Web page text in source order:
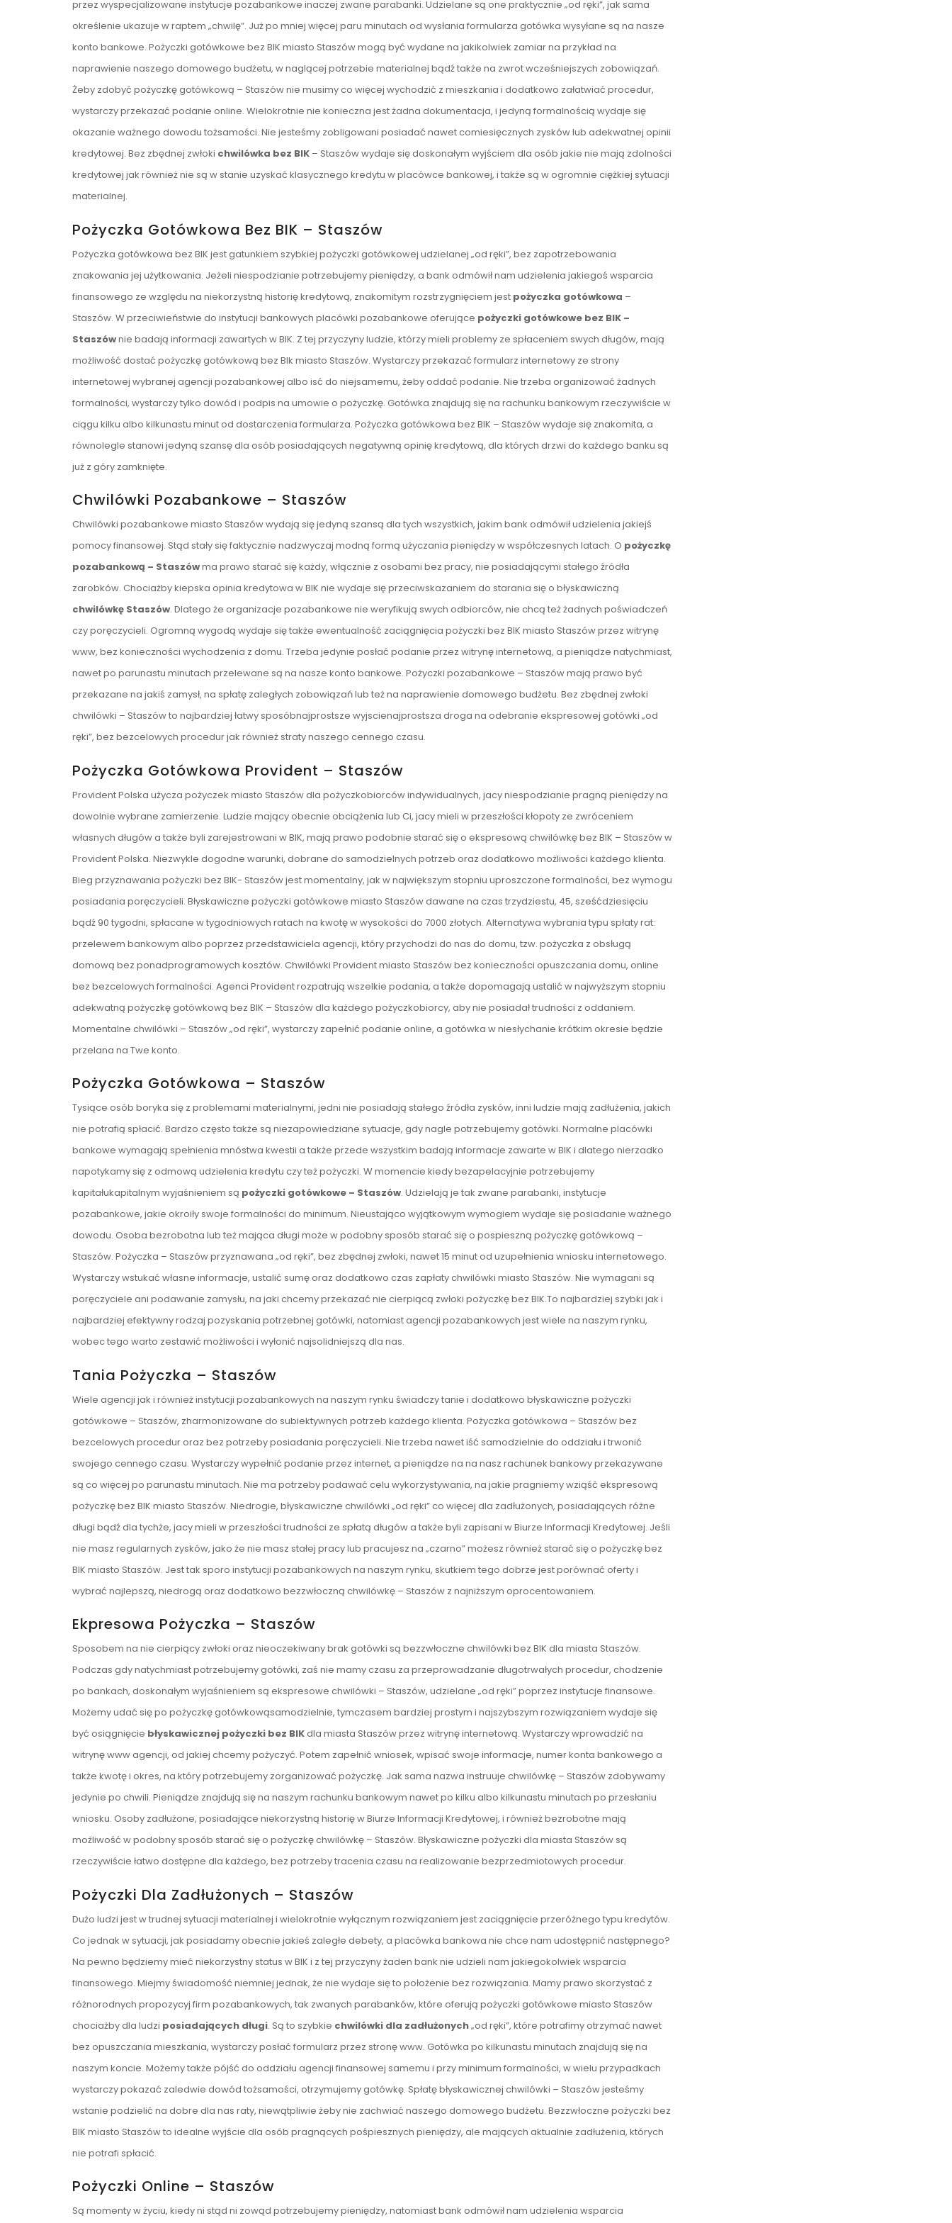
przez wyspecjalizowane instytucje pozabankowe inaczej zwane parabanki. Udzielane są one praktycznie „od ręki”, jak sama
określenie ukazuje w raptem „chwilę”. Już po mniej więcej paru minutach od wysłania formularza gotówka wysyłane są na nasze
konto bankowe. Pożyczki gotówkowe bez BIK miasto Staszów mogą być wydane na jakikolwiek zamiar na przykład na
naprawienie naszego domowego budżetu, w naglącej potrzebie materialnej bądź także na zwrot wcześniejszych zobowiązań.
Żeby zdobyć pożyczkę gotówkową – Staszów nie musimy co więcej wychodzić z mieszkania i dodatkowo załatwiać procedur,
wystarczy przekazać podanie online. Wielokrotnie nie konieczna jest żadna dokumentacja, i jedyną formalnością wydaje się
okazanie ważnego dowodu tożsamości. Nie jesteśmy zobligowani posiadać nawet comiesięcznych zysków lub adekwatnej opinii
kredytowej. Bez zbędnej zwłoki chwilówka bez BIK – Staszów wydaje się doskonałym wyjściem dla osób jakie nie mają zdolności
kredytowej jak również nie są w stanie uzyskać klasycznego kredytu w placówce bankowej, i także są w ogromnie ciężkiej sytuacji
materialnej.
Pożyczka Gotówkowa Bez BIK – Staszów
Pożyczka gotówkowa bez BIK jest gatunkiem szybkiej pożyczki gotówkowej udzielanej „od ręki”, bez zapotrzebowania
znakowania jej użytkowania. Jeżeli niespodzianie potrzebujemy pieniędzy, a bank odmówił nam udzielenia jakiegoś wsparcia
finansowego ze względu na niekorzystną historię kredytową, znakomitym rozstrzygnięciem jest pożyczka gotówkowa –
Staszów. W przeciwieństwie do instytucji bankowych placówki pozabankowe oferujące pożyczki gotówkowe bez BIK –
Staszównie badają informacji zawartych w BIK. Z tej przyczyny ludzie, którzy mieli problemy ze spłaceniem swych długów, mają
możliwość dostać pożyczkę gotówkową bez BIk miasto Staszów. Wystarczy przekazać formularz internetowy ze strony
internetowej wybranej agencji pozabankowej albo isć do niejsamemu, żeby oddać podanie. Nie trzeba organizować żadnych
formalności, wystarczy tylko dowód i podpis na umowie o pożyczkę. Gotówka znajdują się na rachunku bankowym rzeczywiście w
ciągu kilku albo kilkunastu minut od dostarczenia formularza. Pożyczka gotówkowa bez BIK – Staszów wydaje się znakomita, a
równolegle stanowi jedyną szansę dla osób posiadających negatywną opinię kredytową, dla których drzwi do każdego banku są
już z góry zamknięte.
Chwilówki Pozabankowe – Staszów
Chwilówki pozabankowe miasto Staszów wydają się jedyną szansą dla tych wszystkich, jakim bank odmówił udzielenia jakiejś
pomocy finansowej. Stąd stały się faktycznie nadzwyczaj modną formą użyczania pieniędzy w współczesnych latach. O pożyczkę
pozabankową – Staszówma prawo starać się każdy, włącznie z osobami bez pracy, nie posiadającymi stałego źródła
zarobków. Chociażby kiepska opinia kredytowa w BIK nie wydaje się przeciwskazaniem do starania się o błyskawiczną
chwilówkę Staszów. Dlatego że organizacje pozabankowe nie weryfikują swych odbiorców, nie chcą też żadnych poświadczeń
czy poręczycieli. Ogromną wygodą wydaje się także ewentualność zaciągnięcia pożyczki bez BIK miasto Staszów przez witrynę
www, bez konieczności wychodzenia z domu. Trzeba jedynie posłać podanie przez witrynę internetową, a pieniądze natychmiast,
nawet po parunastu minutach przelewane są na nasze konto bankowe. Pożyczki pozabankowe – Staszów mają prawo być
przekazane na jakiś zamysł, na spłatę zaległych zobowiązań lub też na naprawienie domowego budżetu. Bez zbędnej zwłoki
chwilówki – Staszów to najbardziej łatwy sposóbnajprostsze wyjscienajprostsza droga na odebranie ekspresowej gotówki „od
ręki”, bez bezcelowych procedur jak również straty naszego cennego czasu.
Pożyczka Gotówkowa Provident – Staszów
Provident Polska użycza pożyczek miasto Staszów dla pożyczkobiorców indywidualnych, jacy niespodzianie pragną pieniędzy na
dowolnie wybrane zamierzenie. Ludzie mający obecnie obciążenia lub Ci, jacy mieli w przeszłości kłopoty ze zwróceniem
własnych długów a także byli zarejestrowani w BIK, mają prawo podobnie starać się o ekspresową chwilówkę bez BIK – Staszów w
Provident Polska. Niezwykle dogodne warunki, dobrane do samodzielnych potrzeb oraz dodatkowo możliwości każdego klienta.
Bieg przyznawania pożyczki bez BIK- Staszów jest momentalny, jak w największym stopniu uproszczone formalności, bez wymogu
posiadania poręczycieli. Błyskawiczne pożyczki gotówkowe miasto Staszów dawane na czas trzydziestu, 45, sześćdziesięciu
bądź 90 tygodni, spłacane w tygodniowych ratach na kwotę w wysokości do 7000 złotych. Alternatywa wybrania typu spłaty rat:
przelewem bankowym albo poprzez przedstawiciela agencji, który przychodzi do nas do domu, tzw. pożyczka z obsługą
domową bez ponadprogramowych kosztów. Chwilówki Provident miasto Staszów bez konieczności opuszczania domu, online
bez bezcelowych formalności. Agenci Provident rozpatrują wszelkie podania, a także dopomagają ustalić w najwyższym stopniu
adekwatną pożyczkę gotówkową bez BIK – Staszów dla każdego pożyczkobiorcy, aby nie posiadał trudności z oddaniem.
Momentalne chwilówki – Staszów „od ręki”, wystarczy zapełnić podanie online, a gotówka w niesłychanie krótkim okresie będzie
przelana na Twe konto.
Pożyczka Gotówkowa – Staszów
Tysiące osób boryka się z problemami materialnymi, jedni nie posiadają stałego źródła zysków, inni ludzie mają zadłużenia, jakich
nie potrafią spłacić. Bardzo często także są niezapowiedziane sytuacje, gdy nagle potrzebujemy gotówki. Normalne placówki
bankowe wymagają spełnienia mnóstwa kwestii a także przede wszystkim badają informacje zawarte w BIK i dlatego nierzadko
napotykamy się z odmową udzielenia kredytu czy też pożyczki. W momencie kiedy bezapelacyjnie potrzebujemy
kapitałukapitalnym wyjaśnieniem są pożyczki gotówkowe – Staszów. Udzielają je tak zwane parabanki, instytucje
pozabankowe, jakie okroiły swoje formalności do minimum. Nieustająco wyjątkowym wymogiem wydaje się posiadanie ważnego
dowodu. Osoba bezrobotna lub też mająca długi może w podobny sposób starać się o pospieszną pożyczkę gotówkową –
Staszów. Pożyczka – Staszów przyznawana „od ręki”, bez zbędnej zwłoki, nawet 15 minut od uzupełnienia wniosku internetowego.
Wystarczy wstukać własne informacje, ustalić sumę oraz dodatkowo czas zapłaty chwilówki miasto Staszów. Nie wymagani są
poręczyciele ani podawanie zamysłu, na jaki chcemy przekazać nie cierpiącą zwłoki pożyczkę bez BIK.To najbardziej szybki jak i
najbardziej efektywny rodzaj pozyskania potrzebnej gotówki, natomiast agencji pozabankowych jest wiele na naszym rynku,
wobec tego warto zestawić możliwości i wyłonić najsolidniejszą dla nas.
Tania Pożyczka – Staszów
Wiele agencji jak i również instytucji pozabankowych na naszym rynku świadczy tanie i dodatkowo błyskawiczne pożyczki
gotówkowe – Staszów, zharmonizowane do subiektywnych potrzeb każdego klienta. Pożyczka gotówkowa – Staszów bez
bezcelowych procedur oraz bez potrzeby posiadania poręczycieli. Nie trzeba nawet iść samodzielnie do oddziału i trwonić
swojego cennego czasu. Wystarczy wypełnić podanie przez internet, a pieniądze na na nasz rachunek bankowy przekazywane
są co więcej po parunastu minutach. Nie ma potrzeby podawać celu wykorzystywania, na jakie pragniemy wziąść ekspresową
pożyczkę bez BIK miasto Staszów. Niedrogie, błyskawiczne chwilówki „od ręki” co więcej dla zadłużonych, posiadających różne
długi bądź dla tychże, jacy mieli w przeszłości trudności ze spłatą długów a także byli zapisani w Biurze Informacji Kredytowej. Jeśli
nie masz regularnych zysków, jako że nie masz stałej pracy lub pracujesz na „czarno” możesz również starać się o pożyczkę bez
BIK miasto Staszów. Jest tak sporo instytucji pozabankowych na naszym rynku, skutkiem tego dobrze jest porównać oferty i
wybrać najlepszą, niedrogą oraz dodatkowo bezzwłoczną chwilówkę – Staszów z najniższym oprocentowaniem.
Ekpresowa Pożyczka – Staszów
Sposobem na nie cierpiący zwłoki oraz nieoczekiwany brak gotówki są bezzwłoczne chwilówki bez BIK dla miasta Staszów.
Podczas gdy natychmiast potrzebujemy gotówki, zaś nie mamy czasu za przeprowadzanie długotrwałych procedur, chodzenie
po bankach, doskonałym wyjaśnieniem są ekspresowe chwilówki – Staszów, udzielane „od ręki” poprzez instytucje finansowe.
Możemy udać się po pożyczkę gotówkowąsamodzielnie, tymczasem bardziej prostym i najszybszym rozwiązaniem wydaje się
być osiągnięcie błyskawicznej pożyczki bez BIKdla miasta Staszów przez witrynę internetową. Wystarczy wprowadzić na
witrynę www agencji, od jakiej chcemy pożyczyć. Potem zapełnić wniosek, wpisać swoje informacje, numer konta bankowego a
także kwotę i okres, na który potrzebujemy zorganizować pożyczkę. Jak sama nazwa instruuje chwilówkę – Staszów zdobywamy
jedynie po chwili. Pieniądze znajdują się na naszym rachunku bankowym nawet po kilku albo kilkunastu minutach po przesłaniu
wniosku. Osoby zadłużone, posiadające niekorzystną historię w Biurze Informacji Kredytowej, i również bezrobotne mają
możliwość w podobny sposób starać się o pożyczkę chwilówkę – Staszów. Błyskawiczne pożyczki dla miasta Staszów są
rzeczywiście łatwo dostępne dla każdego, bez potrzeby tracenia czasu na realizowanie bezprzedmiotowych procedur.
Pożyczki Dla Zadłużonych – Staszów
Dużo ludzi jest w trudnej sytuacji materialnej i wielokrotnie wyłącznym rozwiązaniem jest zaciągnięcie przeróżnego typu kredytów.
Co jednak w sytuacji, jak posiadamy obecnie jakieś zaległe debety, a placówka bankowa nie chce nam udostępnić następnego?
Na pewno będziemy mieć niekorzystny status w BIK i z tej przyczyny żaden bank nie udzieli nam jakiegokolwiek wsparcia
finansowego. Miejmy świadomość niemniej jednak, że nie wydaje się to położenie bez rozwiązania. Mamy prawo skorzystać z
różnorodnych propozycyj firm pozabankowych, tak zwanych parabanków, które oferują pożyczki gotówkowe miasto Staszów
chociażby dla ludzi posiadających długi. Są to szybkie chwilówki dla zadłużonych„od ręki”, które potrafimy otrzymać nawet
bez opuszczania mieszkania, wystarczy posłać formularz przez stronę www. Gotówka po kilkunastu minutach znajdują się na
naszym koncie. Możemy także pójść do oddziału agencji finansowej samemu i przy minimum formalności, w wielu przypadkach
wystarczy pokazać zaledwie dowód tożsamości, otrzymujemy gotówkę. Spłatę błyskawicznej chwilówki – Staszów jesteśmy
wstanie podzielić na dobre dla nas raty, niewątpliwie żeby nie zachwiać naszego domowego budżetu. Bezzwłoczne pożyczki bez
BIK miasto Staszów to idealne wyjście dla osób pragnących pośpiesznych pieniędzy, ale mających aktualnie zadłużenia, których
nie potrafi spłacić.
Pożyczki Online – Staszów
Są momenty w życiu, kiedy ni stąd ni zowąd potrzebujemy pieniędzy, natomiast bank odmówił nam udzielenia wsparcia